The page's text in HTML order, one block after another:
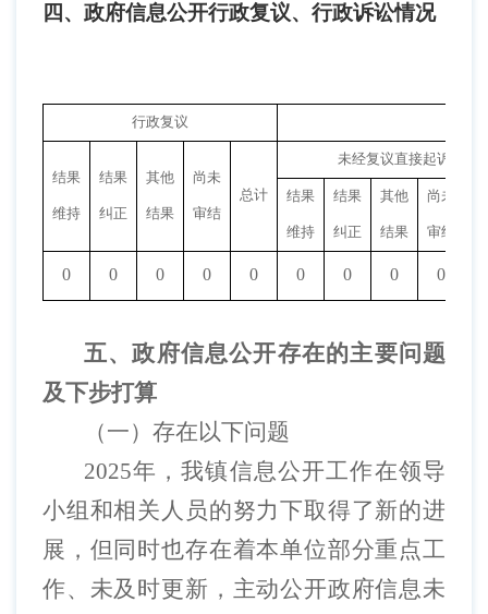
四、政府信息公开行政复议、行政诉讼情况
行政复议
结果
维持
结果
纠正
其他
结果
尚未
审结
总计
未经复议直接起诉
结果
维持
结果
纠正
其他
结果
尚未
审结
0 0 0 0 0 0 0 0 0
五、政府信息公开存在的主要问题
及下步打算
（一）存在以下问题
2025年，我镇信息公开工作在领导
小组和相关人员的努力下取得了新的进
展，但同时也存在着本单位部分重点工
作、未及时更新，主动公开政府信息未